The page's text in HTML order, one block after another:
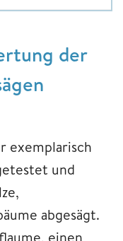
der
exemplarisch
und
abgesägt.